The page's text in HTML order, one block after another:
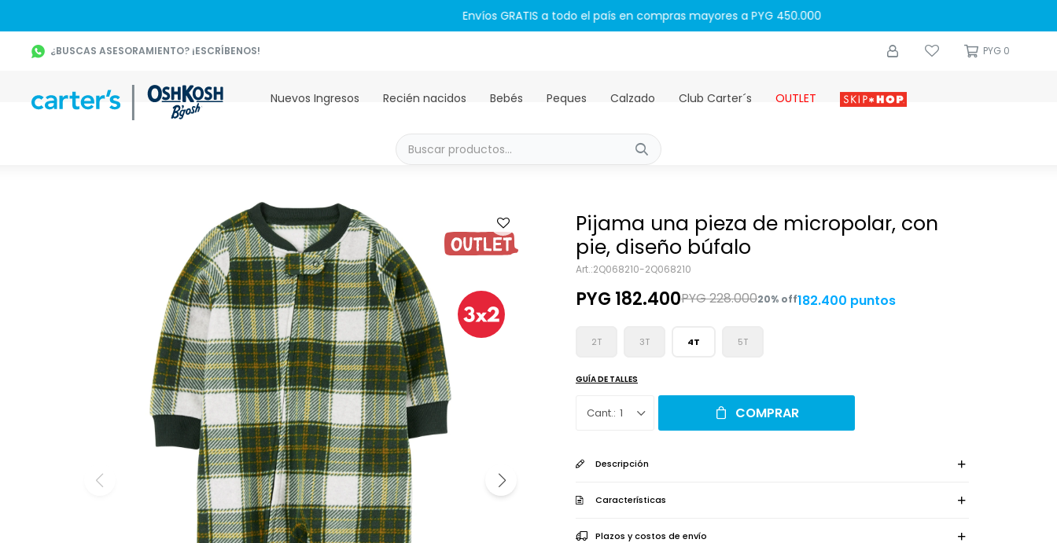
Envíos GRATIS a todo el país en compras mayores a PYG 450.000
Nuevos Ingresos Recién nacidos Bebés Peques Calzado Club Carter´s OUTLET Skip-hop
PYG 0
¿BUSCAS ASESORAMIENTO? ¡ESCRÍBENOS!
Pijama una pieza de micropolar, con
pie, diseño búfalo
2Q068210-2Q068210
PYG 182.400PYG228.00020 182.400 puntos
2T 3T 4T 5T
GUÍA DE TALLES
1 COMPRAR
Descripción
Características
Plazos y costos de envío